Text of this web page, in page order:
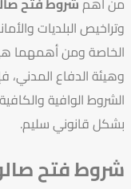
وتراخيص البلديات
الخاصة ومن أهمهما
وهيئة الدفاع المدني،
الشروط الوافية
بشكل قانوني سليم.
شروط فتح